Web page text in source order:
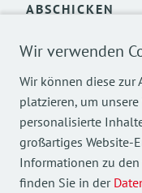
Wir verwenden
Wir können diese zur
platzieren, um
personalisierte
großartiges Website-
Informationen zu
finden Sie in der
ABSCHICKEN
Über die